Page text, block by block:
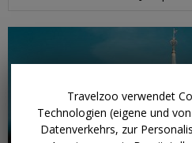
Travelzoo verwendet
Technologien (eigene und
Datenverkehrs, zur